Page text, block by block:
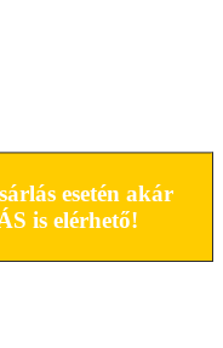
esetén akár
is elérhető!